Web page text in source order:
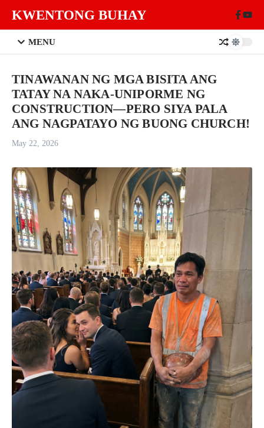
KWENTONG BUHAY
MENU
TINAWANAN NG MGA BISITA ANG
TATAY NA NAKA-UNIPORME NG
CONSTRUCTION—PERO SIYA PALA
ANG NAGPATAYO NG BUONG CHURCH!
May 22, 2026